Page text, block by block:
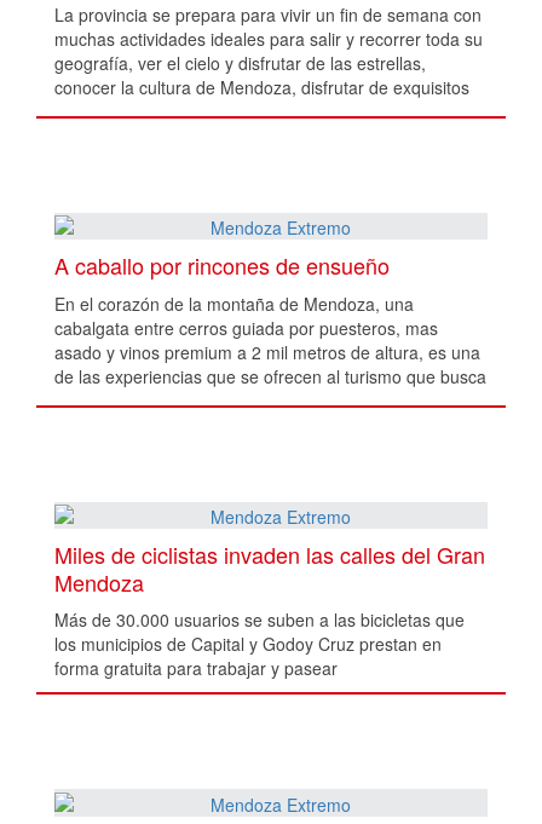
La provincia se prepara para vivir un fin de semana con
muchas actividades ideales para salir y recorrer toda su
geografía, ver el cielo y disfrutar de las estrellas,
conocer la cultura de Mendoza, disfrutar de exquisitos
vinos, y celebrar en compañía.
A caballo por rincones de ensueño
En el corazón de la montaña de Mendoza, una
cabalgata entre cerros guiada por puesteros, mas
asado y vinos premium a 2 mil metros de altura, es una
de las experiencias que se ofrecen al turismo que busca
sensaciones únicas.
Miles de ciclistas invaden las calles del Gran
Mendoza
Más de 30.000 usuarios se suben a las bicicletas que
los municipios de Capital y Godoy Cruz prestan en
forma gratuita para trabajar y pasear